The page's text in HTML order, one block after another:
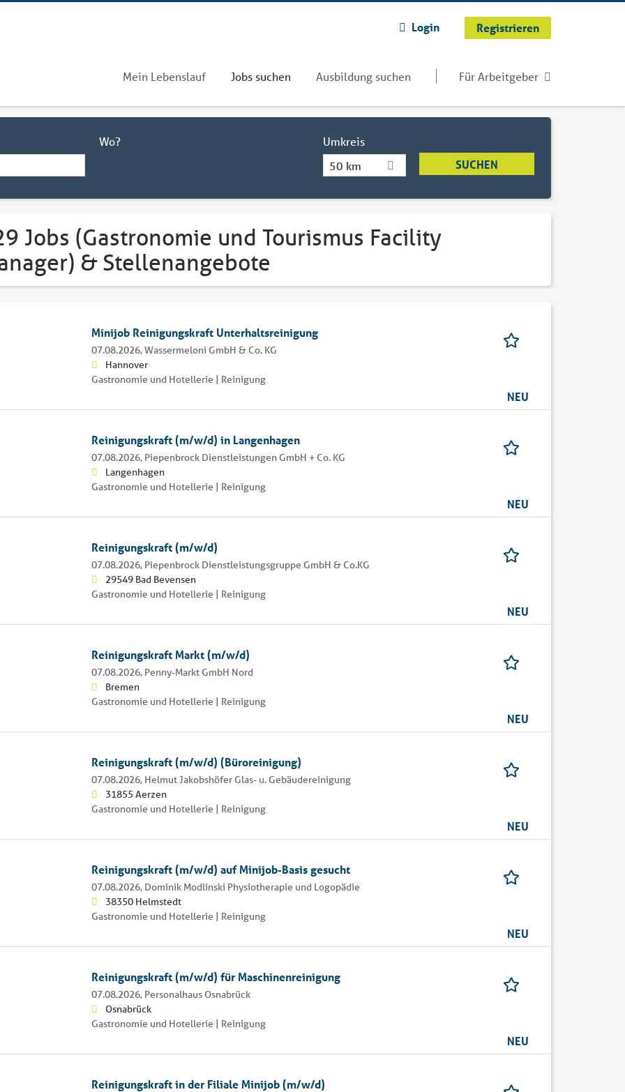
Login Registrieren
Mein Lebenslauf Jobs suchen Ausbildung suchen Für Arbeitgeber
Wo?
Umkreis
50 km
Jobs (Gastronomie und Tourismus Facility
& Stellenangebote
Minijob Reinigungskraft Unterhaltsreinigung
07.08.2026,Wassermeloni GmbH & Co. KG
Hannover
Gastronomie und Hotellerie | Reinigung
NEU
Reinigungskraft (m/w/d) in Langenhagen
07.08.2026, Piepenbrock Dienstleistungen GmbH + Co. KG
Langenhagen
Gastronomie und Hotellerie | Reinigung
NEU
Reinigungskraft (m/w/d)
07.08.2026, Piepenbrock Dienstleistungsgruppe GmbH & Co.KG
29549 Bad Bevensen
Gastronomie und Hotellerie | Reinigung
NEU
Reinigungskraft Markt (m/w/d)
07.08.2026, Penny-Markt GmbH Nord
Bremen
Gastronomie und Hotellerie | Reinigung
NEU
Reinigungskraft (m/w/d) (Büroreinigung)
07.08.2026, Helmut Jakobshöfer Glas- u. Gebäudereinigung
31855 Aerzen
Gastronomie und Hotellerie | Reinigung
NEU
Reinigungskraft (m/w/d) auf Minijob-Basis gesucht
07.08.2026, Dominik Modlinski Physiotherapie und Logopädie
38350 Helmstedt
Gastronomie und Hotellerie | Reinigung
NEU
Reinigungskraft (m/w/d) für Maschinenreinigung
07.08.2026, Personalhaus Osnabrück
Osnabrück
Gastronomie und Hotellerie | Reinigung
NEU
Reinigungskraft in der Filiale Minijob (m/w/d)